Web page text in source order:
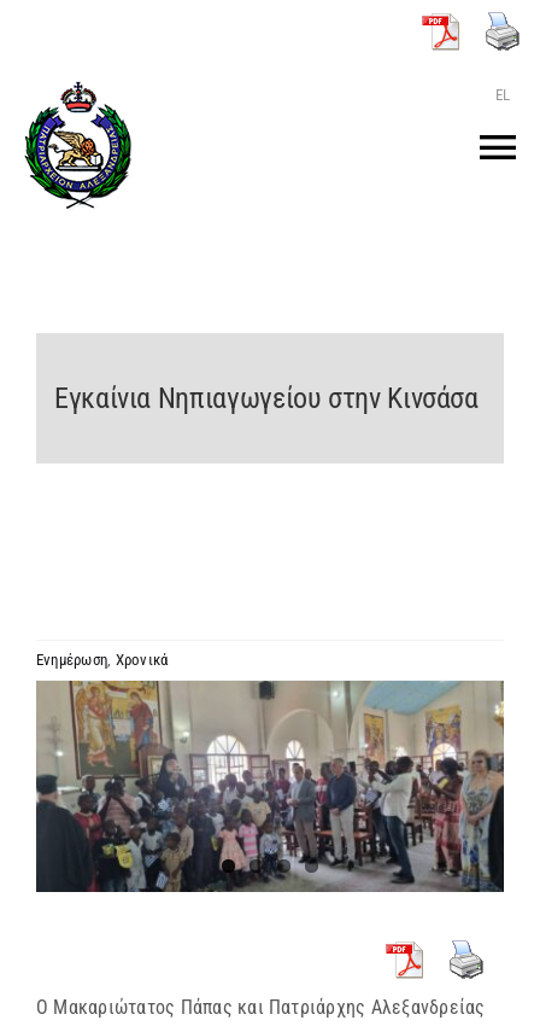
περιεχόμενο
EL
ΤΟ ΠΑΤΡΙΑΡΧΕΙΟ
MEDIA
ΕΝΗΜΕΡΩΣΗ
ΣΥΝΔΕΣΕΙΣ
Εγκαίνια Νηπιαγωγείου στην Κινσάσα
Ενημέρωση, Χρονικά
Προβολή
μεγαλύτερης
εικόνας
Ο Μακαριώτατος Πάπας και Πατριάρχης Αλεξανδρείας